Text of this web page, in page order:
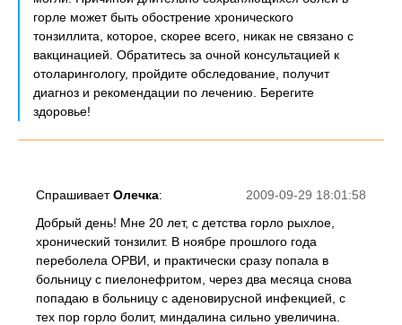
горле может быть обострение хронического
тонзиллита, которое, скорее всего, никак не связано с
вакцинацией. Обратитесь за очной консультацией к
отоларингологу, пройдите обследование, получит
диагноз и рекомендации по лечению. Берегите
здоровье!
2009-09-29 18:01:58
СпрашиваетОлечка:
Добрый день! Мне 20 лет, с детства горло рыхлое,
хронический тонзилит. В ноябре прошлого года
переболела ОРВИ, и практически сразу попала в
больницу с пиелонефритом, через два месяца снова
попадаю в больницу с аденовирусной инфекцией, с
тех пор горло болит, миндалина сильно увеличина.